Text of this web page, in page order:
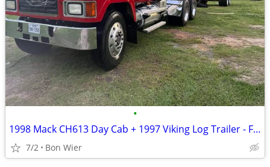
•
1998 Mack CH613 Day Cab + 1997 Viking Log Trailer - Fresh Rebuild
7/2 Bon Wier